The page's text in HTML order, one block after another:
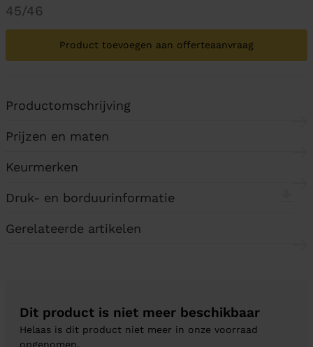
45/46
Product toevoegen aan offerteaanvraag
Productomschrijving
Prijzen en maten
Keurmerken
Druk- en borduurinformatie
Gerelateerde artikelen
Dit product is niet meer beschikbaar
Helaas is dit product niet meer in onze voorraad
opgenomen.